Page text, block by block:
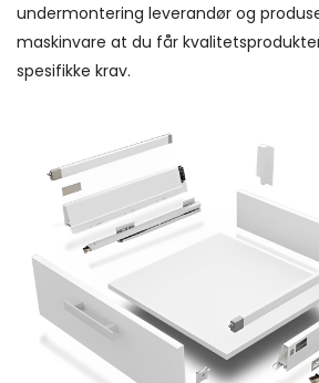
undermontering leverandør og
maskinvare at du får
spesifikke krav.